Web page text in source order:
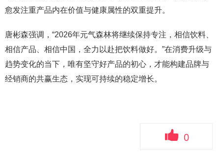
愈发注重产品内在价值与健康属性的双重提升。
唐彬森强调，“2026年元气森林将继续保持专注，相信饮料、
相信产品、相信中国，全力以赴把饮料做好。”在消费升级与
趋势变化的当下，唯有坚守好产品的初心，才能构建品牌与
经销商的共赢生态，实现可持续的稳定增长。
0